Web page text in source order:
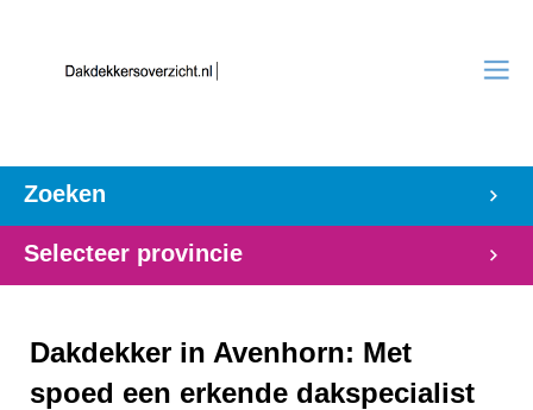
Zoeken
Selecteer provincie
Dakdekker in Avenhorn: Met
spoed een erkende dakspecialist